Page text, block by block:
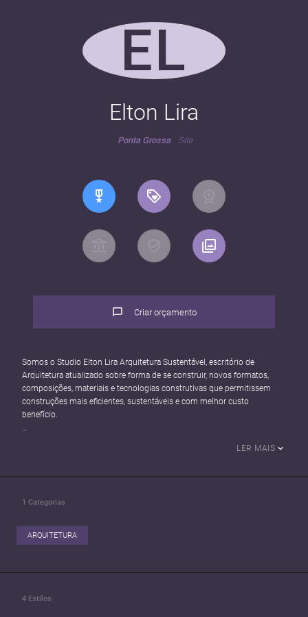
EL
Elton Lira
Ponta Grossa Site
Criar orçamento
Somos o Studio Elton Lira Arquitetura Sustentável, escritório de
Arquitetura atualizado sobre forma de se construir, novos formatos,
composições, materiais e tecnologias construtivas que permitissem
construções mais eficientes, sustentáveis e com melhor custo
benefício.
para cada tipo de cliente. Temos um portfólio de obras que reúnem
Temos experiência nos seguintes serviços:
- Projetos de Interiores
- Projetos Estruturais
- Projetos Hidrossanitários
- Detalhamentos
LER MAIS
1 Categorias
ARQUITETURA
4 Estilos